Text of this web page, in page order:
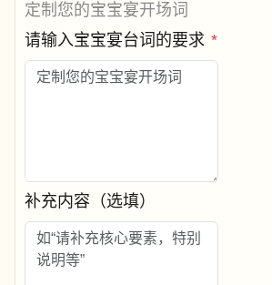
定制您的宝宝宴开场词
请输入宝宝宴台词的要求 *
补充内容（选填）